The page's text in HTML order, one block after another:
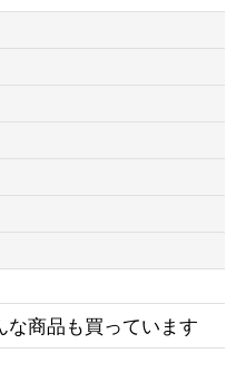
な商品も買っています